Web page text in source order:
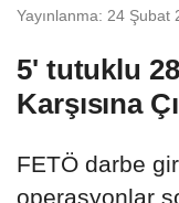
Yayınlanma: 24 Şubat
5' tutuklu
Karşısına
FETÖ darbe
operasyonlar